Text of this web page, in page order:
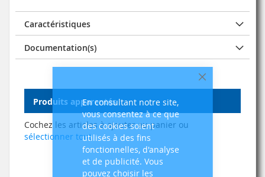
Fermer
En consultant notre site,
vous consentez à ce que
des cookies soient
utilisés à des fins
fonctionnelles, d'analyse
et de publicité. Vous
pouvez choisir les
Caractéristiques
Documentation(s)
Produits apparentés
Cochez les articles à ajouter au panier ou
sélectionner tout